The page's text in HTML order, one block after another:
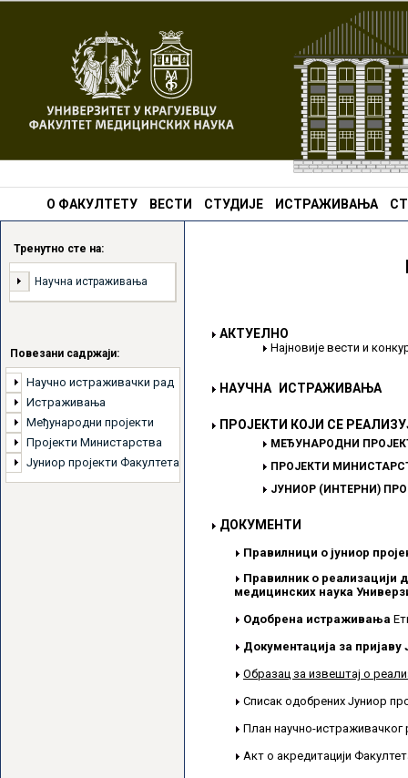
О ФАКУЛТЕТУ ВЕСТИ СТУДИЈЕ ИСТРАЖИВАЊА
Тренутно сте на:
Научна истраживања
Повезани садржаји:
Научно истраживачки рад
Истраживања
Међународни пројекти
Пројекти Министарства
Јуниор пројекти Факултета
АКТУЕЛНО
Најновије вести и
НАУЧНА ИСТРАЖИВАЊА
ПРОЈЕКТИ КОЈИ СЕ
МЕЂУНАРОДНИ
ПРОЈЕКТИ
ЈУНИОР (ИНТЕРНИ)
ДОКУМЕНТИ
Правилници о јуниор
Правилник о реализацији
медицинских наука
Одобрена истраживања
Документација за
Образац за извештај о
Списак одобрених Јуниор
План научно-истраживачког
Акт о акредитацији